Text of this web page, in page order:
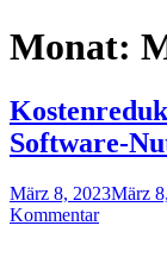
Monat:
Software-
März 8, 2023März
Kommentar